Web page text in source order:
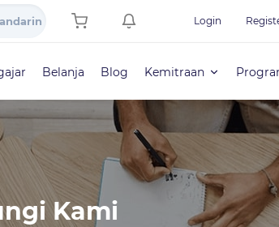
Login
Belanja Blog Kemitraan
Kami